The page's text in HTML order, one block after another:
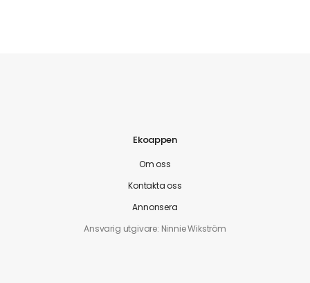
Ekoappen
Om oss
Kontakta oss
Annonsera
Ansvarig utgivare: Ninnie Wikström